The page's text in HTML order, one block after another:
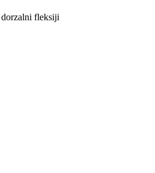
dorzalni fleksiji